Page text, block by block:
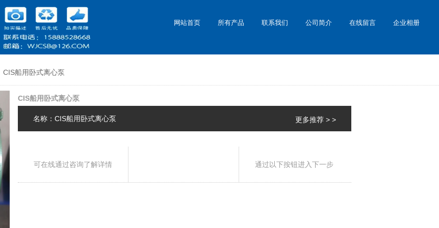
网站首页 所有产品 联系我们 公司简介 在线留言 企业相册
CIS船用卧式离心泵
CIS船用卧式离心泵
名称：CIS船用卧式离心泵 更多推荐 > >
可在线通过咨询了解详情 通过以下按钮进入下一步